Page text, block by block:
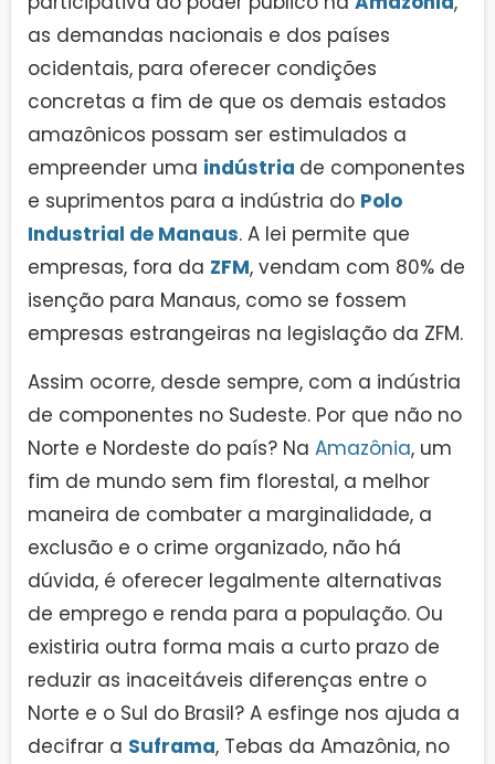
as demandas nacionais e dos países
ocidentais, para oferecer condições
concretas a fim de que os demais estados
amazônicos possam ser estimulados a
empreender uma indústria de componentes
e suprimentos para a indústria do Polo
Industrial de Manaus. A lei permite que
empresas, fora da ZFM, vendam com 80% de
isenção para Manaus, como se fossem
empresas estrangeiras na legislação da ZFM.
Assim ocorre, desde sempre, com a indústria
de componentes no Sudeste. Por que não no
Norte e Nordeste do país? Na Amazônia, um
fim de mundo sem fim florestal, a melhor
maneira de combater a marginalidade, a
exclusão e o crime organizado, não há
dúvida, é oferecer legalmente alternativas
de emprego e renda para a população. Ou
existiria outra forma mais a curto prazo de
reduzir as inaceitáveis diferenças entre o
Norte e o Sul do Brasil? A esfinge nos ajuda a
decifrar a Suframa, Tebas da Amazônia, no